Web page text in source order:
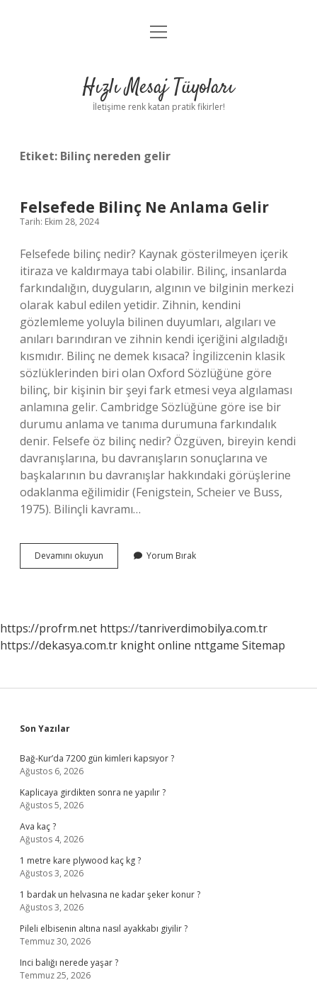
Anasayfa
Yasal Uyarı
menüyü
Hızlı Mesaj Tüyoları
İletişime renk katan pratik fikirler!
Etiket: Bilinç nereden gelir
Felsefede Bilinç Ne Anlama Gelir
Tarih: Ekim 28, 2024
Felsefede bilinç nedir? Kaynak gösterilmeyen içerik
itiraza ve kaldırmaya tabi olabilir. Bilinç, insanlarda
farkındalığın, duyguların, algının ve bilginin merkezi
olarak kabul edilen yetidir. Zihnin, kendini
gözlemleme yoluyla bilinen duyumları, algıları ve
anıları barındıran ve zihnin kendi içeriğini algıladığı
kısmıdır. Bilinç ne demek kısaca? İngilizcenin klasik
sözlüklerinden biri olan Oxford Sözlüğüne göre
bilinç, bir kişinin bir şeyi fark etmesi veya algılaması
anlamına gelir. Cambridge Sözlüğüne göre ise bir
durumu anlama ve tanıma durumuna farkındalık
denir. Felsefe öz bilinç nedir? Özgüven, bireyin kendi
davranışlarına, bu davranışların sonuçlarına ve
başkalarının bu davranışlar hakkındaki görüşlerine
odaklanma eğilimidir (Fenigstein, Scheier ve Buss,
1975). Bilinçli kavramı…
Devamını okuyun Felsefede
Bilinç
Yorum Bırak
https://profrm.net https://tanriverdimobilya.com.tr
https://dekasya.com.tr knight online nttgame Sitemap
Sidebar
Son Yazılar
Bağ-Kur’da 7200 gün kimleri kapsıyor ?
Ağustos 6, 2026
Kaplicaya girdikten sonra ne yapılır ?
Ağustos 5, 2026
Ava kaç ?
Ağustos 4, 2026
1 metre kare plywood kaç kg ?
Ağustos 3, 2026
1 bardak un helvasına ne kadar şeker konur ?
Ağustos 3, 2026
Pileli elbisenin altına nasıl ayakkabı giyilir ?
Temmuz 30, 2026
Inci balığı nerede yaşar ?
Temmuz 25, 2026